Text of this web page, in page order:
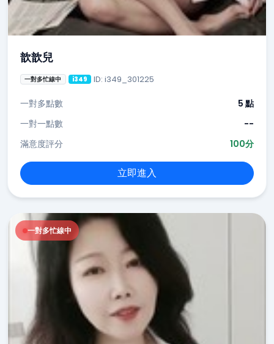
歆歆兒
一對多忙線中 i349 ID: i349_301225
一對多點數
5 點
一對一點數
--
滿意度評分
100分
立即進入
一對多忙線中